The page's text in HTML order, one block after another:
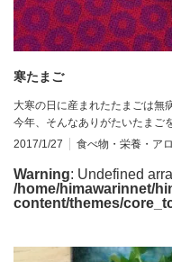
寒たまご
大寒の日に産まれたたまごは無
今年、そんなありがたいたまご
2017/1/27
食べ物・栄養・ア
Warning: Undefined
/home/himawarinnet/
content/themes/